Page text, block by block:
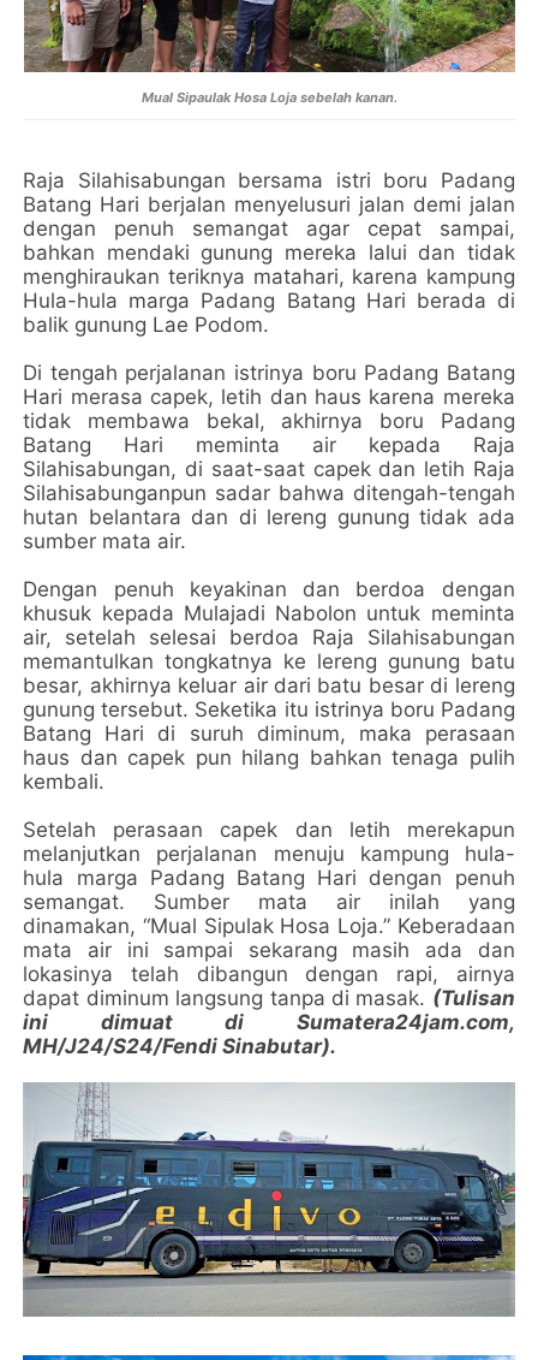
Mual Sipaulak Hosa Loja sebelah kanan.
Raja Silahisabungan bersama istri boru Padang
Batang Hari berjalan menyelusuri jalan demi jalan
dengan penuh semangat agar cepat sampai,
bahkan mendaki gunung mereka lalui dan tidak
menghiraukan teriknya matahari, karena kampung
Hula-hula marga Padang Batang Hari berada di
balik gunung Lae Podom.
Di tengah perjalanan istrinya boru Padang Batang
Hari merasa capek, letih dan haus karena mereka
tidak membawa bekal, akhirnya boru Padang
Batang Hari meminta air kepada Raja
Silahisabungan, di saat-saat capek dan letih Raja
Silahisabunganpun sadar bahwa ditengah-tengah
hutan belantara dan di lereng gunung tidak ada
sumber mata air.
Dengan penuh keyakinan dan berdoa dengan
khusuk kepada Mulajadi Nabolon untuk meminta
air, setelah selesai berdoa Raja Silahisabungan
memantulkan tongkatnya ke lereng gunung batu
besar, akhirnya keluar air dari batu besar di lereng
gunung tersebut. Seketika itu istrinya boru Padang
Batang Hari di suruh diminum, maka perasaan
haus dan capek pun hilang bahkan tenaga pulih
kembali.
Setelah perasaan capek dan letih merekapun
melanjutkan perjalanan menuju kampung hula-
hula marga Padang Batang Hari dengan penuh
semangat. Sumber mata air inilah yang
dinamakan, “Mual Sipulak Hosa Loja.” Keberadaan
mata air ini sampai sekarang masih ada dan
lokasinya telah dibangun dengan rapi, airnya
dapat diminum langsung tanpa di masak. (Tulisan
ini dimuat di Sumatera24jam.com,
MH/J24/S24/Fendi Sinabutar).